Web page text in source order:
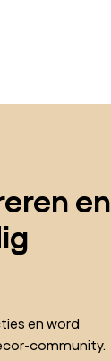
en
en word
community.